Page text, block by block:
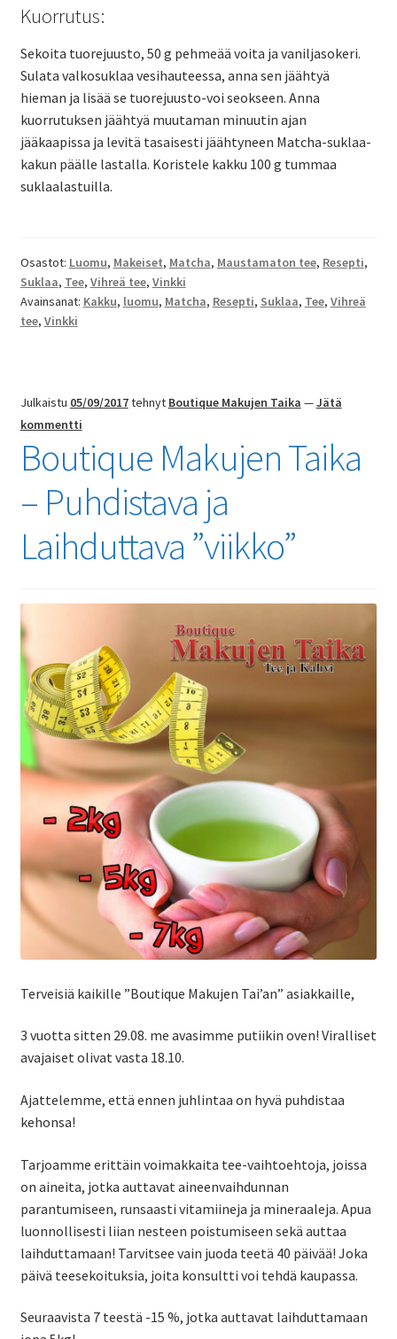
Kuorrutus:
Sekoita tuorejuusto, 50 g pehmeää voita ja vaniljasokeri.
Sulata valkosuklaa vesihauteessa, anna sen jäähtyä
hieman ja lisää se tuorejuusto-voi seokseen. Anna
kuorrutuksen jäähtyä muutaman minuutin ajan
jääkaapissa ja levitä tasaisesti jäähtyneen Matcha-suklaa-
kakun päälle lastalla. Koristele kakku 100 g tummaa
suklaalastuilla.
Osastot: Luomu, Makeiset, Matcha, Maustamaton tee, Resepti,
Suklaa, Tee, Vihreä tee, Vinkki
Avainsanat: Kakku, luomu, Matcha, Resepti, Suklaa, Tee, Vihreä
tee, Vinkki
Julkaistu 05/09/2017tehnyt Boutique Makujen Taika —Jätä
kommentti
Boutique Makujen Taika
– Puhdistava ja
Laihduttava ”viikko”
Terveisiä kaikille ”Boutique Makujen Tai’an” asiakkaille,
3 vuotta sitten 29.08. me avasimme putiikin oven! Viralliset
avajaiset olivat vasta 18.10.
Ajattelemme, että ennen juhlintaa on hyvä puhdistaa
kehonsa!
Tarjoamme erittäin voimakkaita tee-vaihtoehtoja, joissa
on aineita, jotka auttavat aineenvaihdunnan
parantumiseen, runsaasti vitamiineja ja mineraaleja. Apua
luonnollisesti liian nesteen poistumiseen sekä auttaa
laihduttamaan! Tarvitsee vain juoda teetä 40 päivää! Joka
päivä teesekoituksia, joita konsultti voi tehdä kaupassa.
Seuraavista 7 teestä -15 %, jotka auttavat laihduttamaan